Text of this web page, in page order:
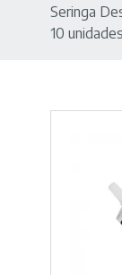
Seringa
10